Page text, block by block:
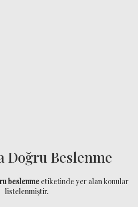
Doğru Beslenme
beslenmeetiketinde yer alan konular
listelenmiştir.